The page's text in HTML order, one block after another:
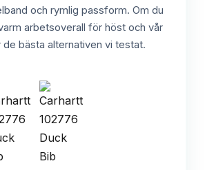
och rymlig passform. Om du
arbetsoverall för höst och vår
bästa alternativen vi testat.